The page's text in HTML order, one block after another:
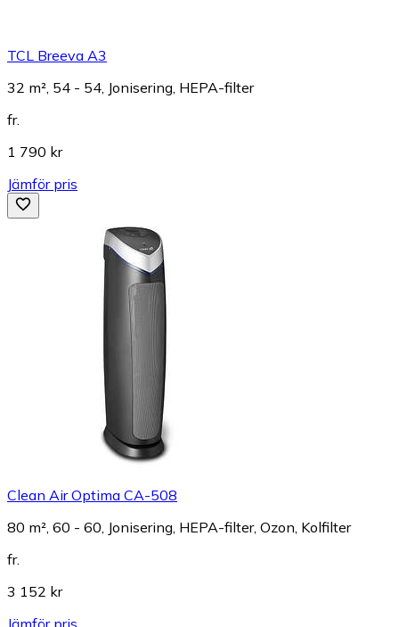
TCL Breeva A3
32 m², 54 - 54, Jonisering, HEPA-filter
fr.
1 790 kr
Jämför pris
Clean Air Optima CA-508
80 m², 60 - 60, Jonisering, HEPA-filter, Ozon, Kolfilter
fr.
3 152 kr